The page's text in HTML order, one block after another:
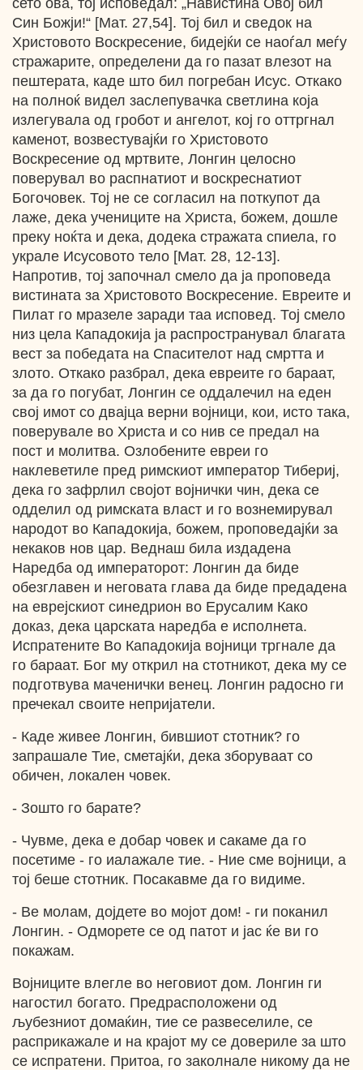
сето ова, тој исповедал: „Навистина Овој бил
Син Божји!“ [Мат. 27,54]. Toj бил и сведок на
Христовото Воскресение, бидејќи се наоѓал меѓу
стражарите, определени да го пазат влезот на
пештерата, каде што бил погребан Исус. Откако
на полноќ видел заслепувачка светлина која
излегувала од гробот и ангелот, кој го оттргнал
каменот, возвестувајќи го Христовото
Воскресение од мртвите, Лонгин целосно
поверувал во распнатиот и воскреснатиот
Богочовек. Тој не се согласил на поткупот да
лаже, дека учениците на Христа, божем, дошле
преку ноќта и дека, додека стражата спиела, го
украле Исусовото тело [Мат. 28, 12-13].
Напротив, тој започнал смело да ја проповеда
вистината за Христовото Воскресение. Евреите и
Пилат го мразеле заради таа исповед. Тој смело
низ цела Кападокија ја распространувал благата
вест за победата на Спасителот над смртта и
злото. Откако разбрал, дека евреите го бараат,
за да го погубат, Лонгин се оддалечил на еден
свој имот со двајца верни војници, кои, исто така,
поверувале во Христа и co нив се предал на
пост и молитва. Озлобените евреи го
наклеветиле пред римскиот император Тибериј,
дека го зафрлил својот војнички чин, дека се
одделил од римската власт и го вознемирувал
народот во Кападокија, божем, проповедајќи за
некаков нов цар. Веднаш била издадена
Наредба од императорот: Лонгин да биде
обезглавен и неговата глава да биде предадена
на еврејскиот синедрион во Ерусалим Како
доказ, дека царската наредба е исполнета.
Испратените Bo Кападокија војници тргнале да
го бараат. Бог му открил на стотникот, дека му се
подготвува маченички венец. Лонгин радосно ги
пречекал своите непријатели.
- Каде живее Лонгин, бившиот стотник? го
запрашале Тие, сметајќи, дека зборуваат со
обичен, локален човек.
- Зошто го барате?
- Чувме, дека е добар човек и сакаме да го
посетиме - го иалажале тие. - Ние сме војници, а
тој беше стотник. Посакавме да го видиме.
- Ве молам, дојдете во мојот дом! - ги поканил
Лонгин. - Одморете се од патот и јас ќе ви го
покажам.
Војниците влегле во неговиот дом. Лонгин ги
нагостил богато. Предрасположени од
љубезниот домаќин, тие се развеселиле, се
расприкажале и на крајот му се довериле за што
се испратени. Притоа, го заколнале никому да не